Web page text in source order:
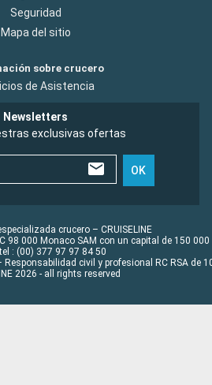
Seguridad
Mapa del sitio
sobre crucero
de Asistencia
Newsletters
exclusivas ofertas
OK
crucero – CRUISELINE
98 000 Monaco SAM con un capital de 150 000
: (00) 377 97 97 84 50
civil y profesional RC RSA de
2026 - all rights reserved